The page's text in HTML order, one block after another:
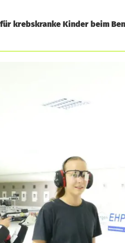
krebskranke Kinder beim